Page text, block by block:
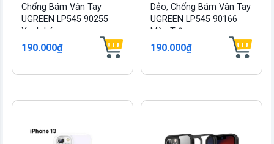
Chống Bám Vân Tay
UGREEN LP545 90255
Xanh Lá
190.000₫
Dẻo, Chống Bám Vân Tay
UGREEN LP545 90166
Màu Trắng
190.000₫